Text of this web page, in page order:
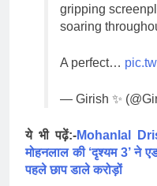
gripping
soaring
A perfect…
— Girish ✨
ये भी पढ़ें:-Mohanlal
मोहनलाल की ‘दृश्यम 3’ ने
पहले छाप डाले करोड़ों